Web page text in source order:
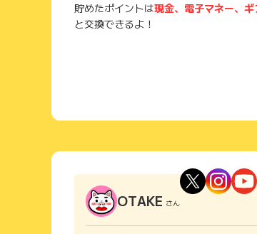
貯めたポイントは現金、電子マネー、
と交換できるよ！
OTAKE さん